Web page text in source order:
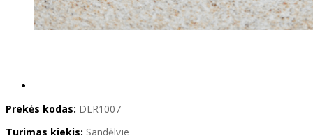
Prekės kodas: DLR1007
Turimas kiekis: Sandėlyje